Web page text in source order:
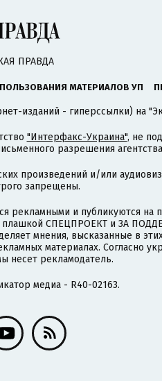
ПРАВДА
МАТЕРИАЛОВ УП
изданий - гиперссылки) на
"Интерфакс-Украина", не
разрешения
произведений и/или
запрещены.
и публикуются на
плашкой СПЕЦПРОЕКТ и ЗА
мнения, высказанные в
материалах. Согласно
несет рекламодатель.
медиа - R40-02163.